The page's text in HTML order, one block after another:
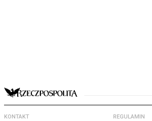
KONTAKT REGULAMIN